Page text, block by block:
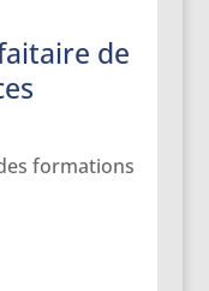
de
formations